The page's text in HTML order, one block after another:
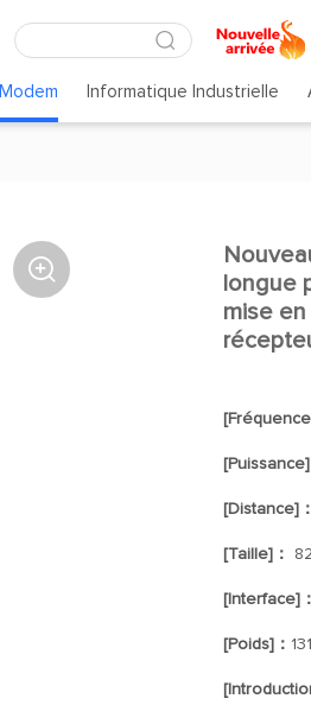
Modem Informatique Industrielle

longue
mise
[Puissance]
[Distance]：
[Taille]：
[Interface]：
[Poids]：